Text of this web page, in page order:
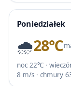
Poniedziałek
🌧️28℃
noc 22℃ ·
8 m/s · chmury